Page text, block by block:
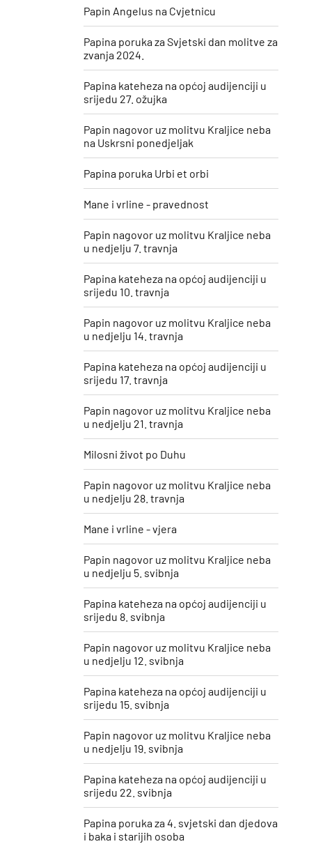
Papin Angelus na Cvjetnicu
Papina poruka za Svjetski dan molitve za
zvanja 2024.
Papina kateheza na općoj audijenciji u
srijedu 27. ožujka
Papin nagovor uz molitvu Kraljice neba
na Uskrsni ponedjeljak
Papina poruka Urbi et orbi
Mane i vrline - pravednost
Papin nagovor uz molitvu Kraljice neba
u nedjelju 7. travnja
Papina kateheza na općoj audijenciji u
srijedu 10. travnja
Papin nagovor uz molitvu Kraljice neba
u nedjelju 14. travnja
Papina kateheza na općoj audijenciji u
srijedu 17. travnja
Papin nagovor uz molitvu Kraljice neba
u nedjelju 21. travnja
Milosni život po Duhu
Papin nagovor uz molitvu Kraljice neba
u nedjelju 28. travnja
Mane i vrline - vjera
Papin nagovor uz molitvu Kraljice neba
u nedjelju 5. svibnja
Papina kateheza na općoj audijenciji u
srijedu 8. svibnja
Papin nagovor uz molitvu Kraljice neba
u nedjelju 12. svibnja
Papina kateheza na općoj audijenciji u
srijedu 15. svibnja
Papin nagovor uz molitvu Kraljice neba
u nedjelju 19. svibnja
Papina kateheza na općoj audijenciji u
srijedu 22. svibnja
Papina poruka za 4. svjetski dan djedova
i baka i starijih osoba